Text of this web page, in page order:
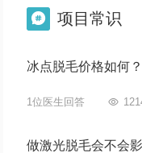
 项目常识
冰点脱毛价格如何？
1位医生回答 
做激光脱毛会不会